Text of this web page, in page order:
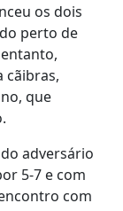
os dois
perto de
cãibras,
que
adversário
5-7 e com
com